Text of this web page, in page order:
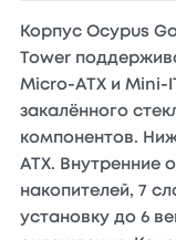
Корпус Ocypus
Tower
Micro-ATX и Mini-
закалённого
компонентов.
ATX. Внутренние
накопителей, 7
установку до 6